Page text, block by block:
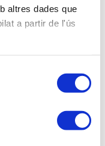
altres dades que
a partir de l'ús
de l’ATC, i Sr.
Sistemes i
de